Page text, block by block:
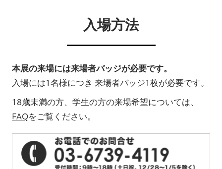
入場方法
本展の来場には来場者バッジが必要です。
入場には1名様につき 来場者バッジ1枚が必要です。
18歳未満の方、学生の方の来場希望については、
FAQをご覧ください。